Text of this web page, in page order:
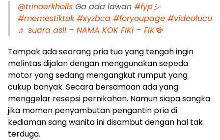
@trinoerkholis Ga ada lawan #fypシ
#memestiktok #xyzbca #foryoupage #videolucu
♬ suara asli – NAMA KOK FIKI – FIK🍻
Tampak ada seorang pria tua yang tengah ingin
melintas dijalan dengan menggunakan sepeda
motor yang sedang mengangkut rumput yang
cukup banyak. Secara bersamaan ada yang
menggelar resepsi pernikahan. Namun siapa sangka
jika momen penyambutan pengantin pria di
kediaman sang wanita ini disambut dengan hal tak
terduga.